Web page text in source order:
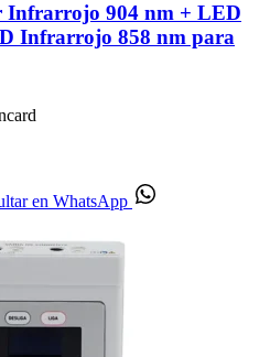
Infrarrojo 904 nm + LED
Infrarrojo 858 nm para
en WhatsApp